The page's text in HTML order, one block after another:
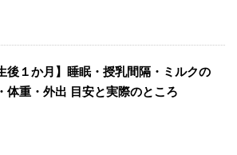
後１か月】睡眠・授乳間隔・ミルクの
体重・外出 目安と実際のところ